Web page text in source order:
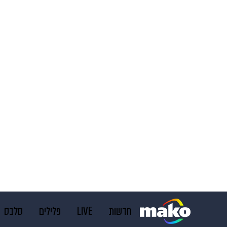
חדשות LIVE פלילים סלבס